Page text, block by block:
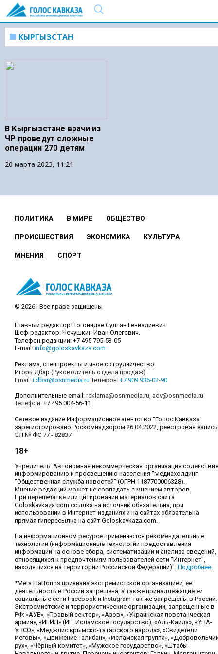
КЫРГЫЗСТАН
В Кыргызстане врачи из
ЧР проведут сложные
операции 270 детям
20 марта 2023, 11:21
ПОЛИТИКА В МИРЕ ОБЩЕСТВО
ПРОИСШЕСТВИЯ ЭКОНОМИКА КУЛЬТУРА
МНЕНИЯ СПОРТ
© 2026 | Все права защищены
Главный редактор: Тогонидзе Султан Геннадиевич.
Шеф-редактор: Чечушкин Иван Олегович.
Телефон редакции: +7 495 795-53-05
E-mail: info@goloskavkaza.com
Реклама, спецпроекты и иное сотрудничество:
Игорь Дбар (Руководитель отдела продаж)
Email: i.dbar@osnmedia.ru Телефон: +7 909 936-02-90
Дополнительные email: reklama@osnmedia.ru, adv@osnmedia.ru
Телефон: +7 495 004-56-11
Сетевое издание Информационное агентство "Голос Кавказа"
зарегистрировано Роскомнадзором 26.04.2022, реестровая запись
ЭЛ № ФС 77 - 82837
18+
Учредитель: Автономная некоммерческая организация содействия
информированию и просвещению населения "Медиахолдинг
"Общественная служба новостей" (ОГРН 1187700006328).
Мнение редакции может не совпадать с мнением авторов.
При перепечатке или цитировании материалов сайта
Goloskavkaza.com ссылка на источник обязательна, при
использовании в Интернет-изданиях и на сайтах обязательна
прямая гиперссылка на сайт Goloskavkaza.com.
На информационном ресурсе применяются рекомендательные
технологии (информационные технологии предоставления
информации на основе сбора, систематизации и анализа сведений,
относящихся к предпочтениям пользователей сети "Интернет",
находящихся на территории Российской Федерации)". Подробнее.
*Meta Platforms признана экстремистской организацией, её
деятельность в России запрещена, а также принадлежащие ей
социальные сети Facebook и Instagram так же запрещены в России.
Экстремистские и террористические организации, запрещенные в
РФ: «АУЕ», «Правый сектор», «Азов», «Украинская повстанческая
армия», «ИГИЛ» (ИГ, Исламское государство), «Аль-Каида», «УНА-
УНСО», «Меджлис крымско-татарского народа», «Свидетели
Иеговы», «Движение Талибан», «Исламская группа»,
рух», «Чёрный комитет», «Мужское государство», «Штабы